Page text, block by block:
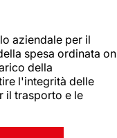
aziendale per il
spesa ordinata on
della
l'integrità delle
il trasporto e le